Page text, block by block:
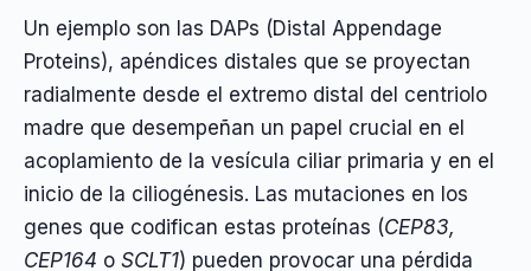
Un ejemplo son las DAPs (Distal Appendage
Proteins), apéndices distales que se proyectan
radialmente desde el extremo distal del centriolo
madre que desempeñan un papel crucial en el
acoplamiento de la vesícula ciliar primaria y en el
inicio de la ciliogénesis. Las mutaciones en los
genes que codifican estas proteínas (CEP83,
CEP164 o SCLT1) pueden provocar una pérdida